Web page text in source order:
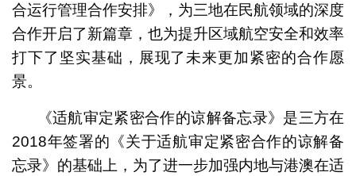
合运行管理合作安排》，为三地在民航领域的深度
合作开启了新篇章，也为提升区域航空安全和效率
打下了坚实基础，展现了未来更加紧密的合作愿
景。
《适航审定紧密合作的谅解备忘录》是三方在
2018年签署的《关于适航审定紧密合作的谅解备
忘录》的基础上，为了进一步加强内地与港澳在适